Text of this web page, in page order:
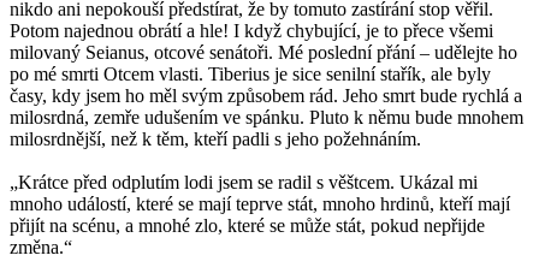
nikdo ani nepokouší předstírat, že by tomuto zastírání stop věřil.
Potom najednou obrátí a hle! I když chybující, je to přece všemi
milovaný Seianus, otcové senátoři. Mé poslední přání – udělejte ho
po mé smrti Otcem vlasti. Tiberius je sice senilní stařík, ale byly
časy, kdy jsem ho měl svým způsobem rád. Jeho smrt bude rychlá a
milosrdná, zemře udušením ve spánku. Pluto k němu bude mnohem
milosrdnější, než k těm, kteří padli s jeho požehnáním.
„Krátce před odplutím lodi jsem se radil s věštcem. Ukázal mi
mnoho událostí, které se mají teprve stát, mnoho hrdinů, kteří mají
přijít na scénu, a mnohé zlo, které se může stát, pokud nepřijde
změna.“